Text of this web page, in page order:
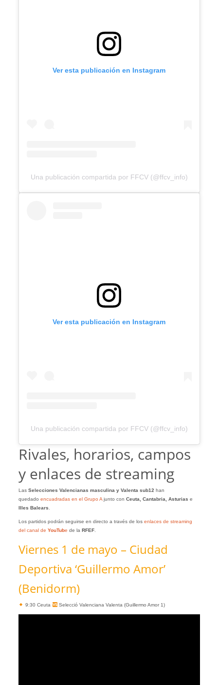
Ver esta publicación en Instagram
Una publicación compartida por FFCV (@ffcv_info)
Ver esta publicación en Instagram
Una publicación compartida por FFCV (@ffcv_info)
Rivales, horarios, campos
y enlaces de streaming
Las Selecciones Valencianas masculina y Valenta sub12han
quedado encuadradas en el Grupo Ajunto con Ceuta, Cantabria, Asturias e
Illes Balears.
Los partidos podrán seguirse en directo a través de los enlaces de streaming
del canal de YouTube de la RFEF.
Viernes 1 de mayo – Ciudad
Deportiva ‘Guillermo Amor’
(Benidorm)
9:30 Ceuta Selecció Valenciana Valenta (Guillermo Amor 1)